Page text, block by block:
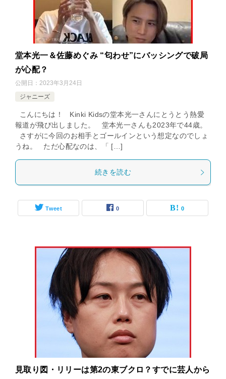
堂本光一＆佐藤めぐみ “匂わせ”にバッシングで破局
が心配？
公開日： 2023年3月24日
ジャニーズ
こんにちは！ Kinki Kidsの堂本光一さんにとうとう熱愛
報道が飛び出しました。 堂本光一さんも2023年で44歳。
さすがに今回のお相手とゴールインという想定なのでしょ
うね。 ただ心配なのは、「 […]
続きを読む
Tweet 0 0
見取り図・リリーは第2の東ブクロ？すでに芸人から